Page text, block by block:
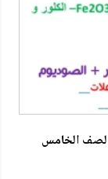
الصف الخامس